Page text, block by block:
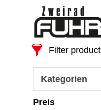
Filter
Kategorien
Preis